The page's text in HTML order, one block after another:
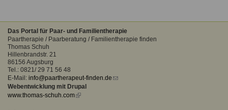
Das Portal für Paar- und Familientherapie
Paartherapie / Paarberatung / Familientherapie finden
Thomas Schuh
Hillenbrandstr. 21
86156 Augsburg
Tel.: 0821/ 29 71 56 48
E-Mail: info@paartherapeut-finden.de (link
Webentwicklung mit Drupal
www.thomas-schuh.com(link